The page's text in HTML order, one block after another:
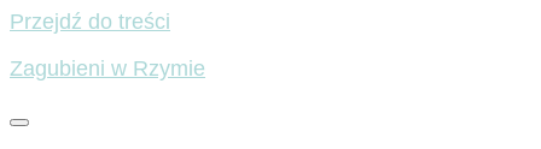
Przejdź do treści
Zagubieni w Rzymie